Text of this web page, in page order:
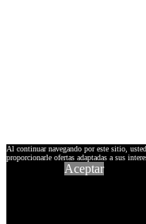
Al continuar navegando por este sitio,
proporcionarle ofertas adaptadas a sus
Aceptar